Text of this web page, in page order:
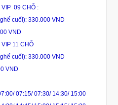
VIP 09 CHỖ :
ghế cuối): 330.000 VND
VND
11 CHỖ
ghế cuối): 330.000 VND
VND
07:15/ 07:30/ 14:30/ 15:00